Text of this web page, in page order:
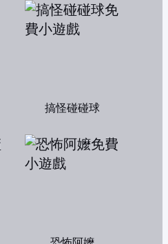
搞怪碰碰球